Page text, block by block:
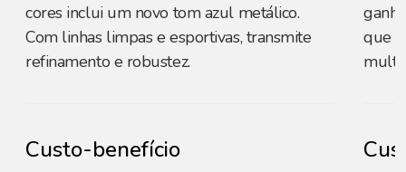
cores inclui um novo tom azul metálico.
Com linhas limpas e esportivas, transmite
refinamento e robustez.
Custo-benefício
que